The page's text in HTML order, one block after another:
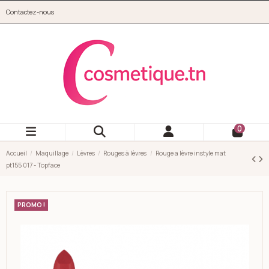
Contactez-nous
0
Accueil Maquillage Lèvres Rouges à lèvres
Rouge a lèvre instyle mat
pt155 017 - Topface
PROMO !